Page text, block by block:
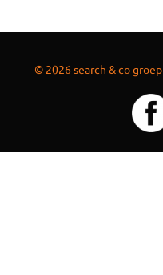
© 2026 search & co groep